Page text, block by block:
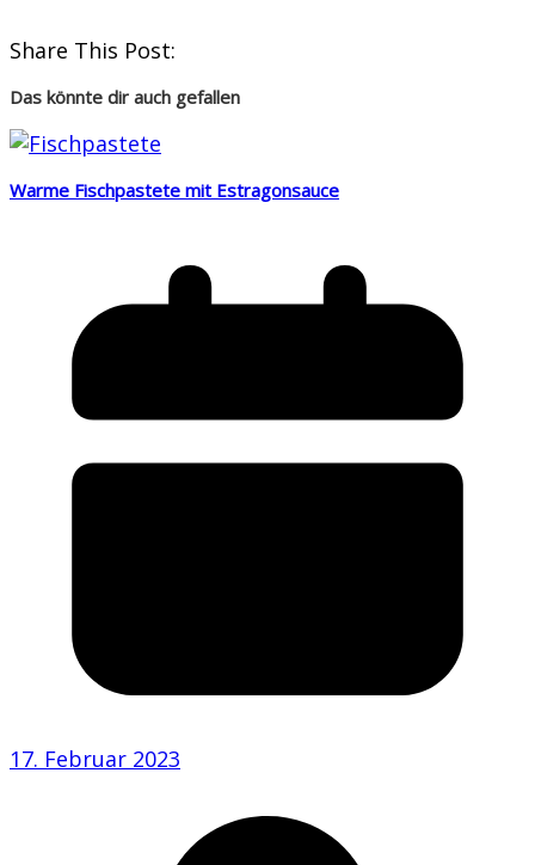
Share This Post:
Das könnte dir auch gefallen
Warme Fischpastete mit Estragonsauce
17. Februar 2023